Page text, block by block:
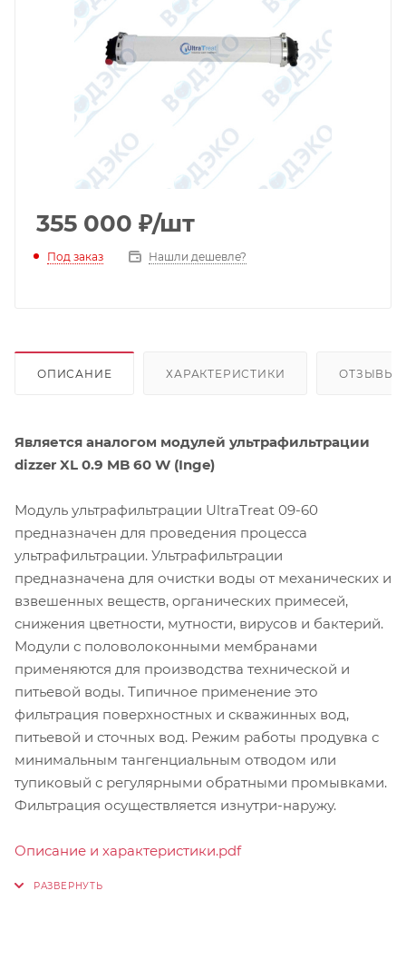
355 000 ₽/шт
Под заказ Нашли дешевле?
ОПИСАНИЕ ХАРАКТЕРИСТИКИ ОТЗЫВЫ
Является аналогом модулей ультрафильтрации
dizzer XL 0.9 MB 60 W (Inge)
Модуль ультрафильтрации UltraTreat 09-60
предназначен для проведения процесса
ультрафильтрации. Ультрафильтрации
предназначена для очистки воды от механических и
взвешенных веществ, органических примесей,
снижения цветности, мутности, вирусов и бактерий.
Модули с половолоконными мембранами
применяются для производства технической и
питьевой воды. Типичное применение это
фильтрация поверхностных и скважинных вод,
питьевой и сточных вод. Режим работы продувка с
минимальным тангенциальным отводом или
тупиковый с регулярными обратными промывками.
Фильтрация осуществляется изнутри-наружу.
Описание и характеристики.pdf